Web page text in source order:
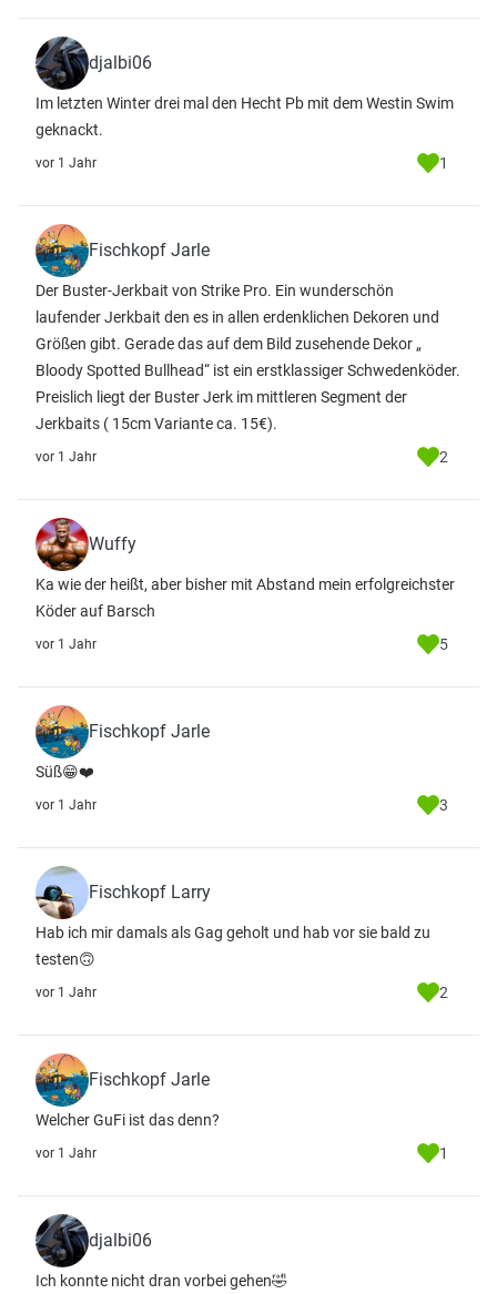
djalbi06
Im letzten Winter drei mal den Hecht Pb mit dem Westin Swim
geknackt.
vor 1 Jahr 1
Fischkopf Jarle
Der Buster-Jerkbait von Strike Pro. Ein wunderschön
laufender Jerkbait den es in allen erdenklichen Dekoren und
Größen gibt. Gerade das auf dem Bild zusehende Dekor „
Bloody Spotted Bullhead“ ist ein erstklassiger Schwedenköder.
Preislich liegt der Buster Jerk im mittleren Segment der
Jerkbaits ( 15cm Variante ca. 15€).
vor 1 Jahr 2
Wuffy
Ka wie der heißt, aber bisher mit Abstand mein erfolgreichster
Köder auf Barsch
vor 1 Jahr 5
Fischkopf Jarle
Süß😁❤️
vor 1 Jahr 3
Fischkopf Larry
Hab ich mir damals als Gag geholt und hab vor sie bald zu
testen🙃
vor 1 Jahr 2
Fischkopf Jarle
Welcher GuFi ist das denn?
vor 1 Jahr 1
djalbi06
Ich konnte nicht dran vorbei gehen🤣